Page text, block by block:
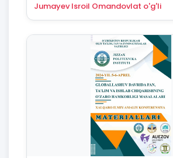
Jumayev Isroil Omandovlat o'g'li